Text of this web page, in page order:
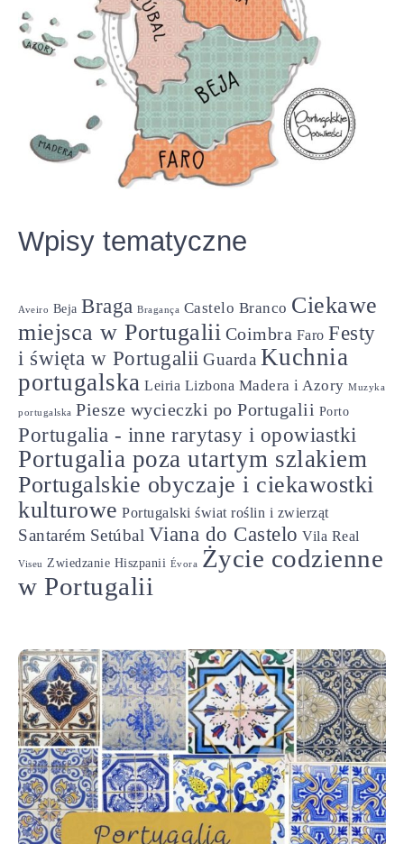
Wpisy tematyczne
Aveiro Beja Braga Bragança Castelo Branco Ciekawe
miejsca w Portugalii Coimbra Faro Festy
i święta w Portugalii Guarda Kuchnia
portugalska Leiria Lizbona Madera i Azory Muzyka
portugalska Piesze wycieczki po Portugalii Porto
Portugalia - inne rarytasy i opowiastki
Portugalia poza utartym szlakiem
Portugalskie obyczaje i ciekawostki
kulturowe Portugalski świat roślin i zwierząt
Santarém Setúbal Viana do Castelo Vila Real
Viseu Zwiedzanie Hiszpanii Évora
Życie codzienne
w Portugalii